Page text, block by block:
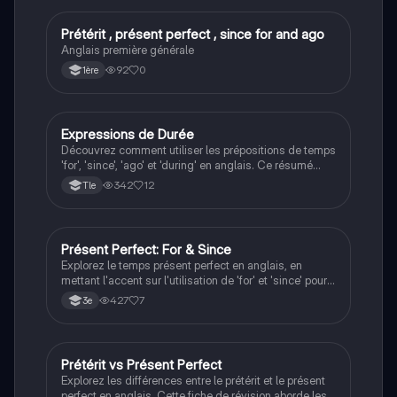
Anglais
Prétérit , présent perfect , since for and ago
Anglais première générale
1ère 92 0
Anglais
Expressions de Durée
Découvrez comment utiliser les prépositions de temps
'for', 'since', 'ago' et 'during' en anglais. Ce résumé
aborde leurs significations, contextes d'utilisation et
traductions en français, avec des exemples pratiques
Tle 342 12
Anglais
Présent Perfect: For & Since
Explorez le temps présent perfect en anglais, en
mettant l'accent sur l'utilisation de 'for' et 'since' pour
exprimer la durée. Ce résumé couvre la construction
du temps, les exemples pratiques, et les expressions
3e 427 7
Anglais
Prétérit vs Présent Perfect
Explorez les différences entre le prétérit et le présent